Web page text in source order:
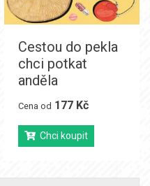
Cestou do pekla
chci potkat
anděla
Cena od 177 Kč
Chci koupit